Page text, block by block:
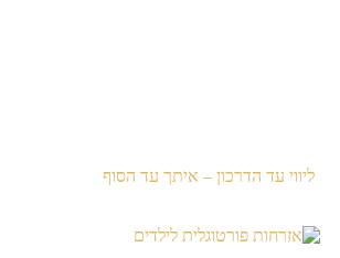
ליווי עד הדרכון – איתך עד הסוף